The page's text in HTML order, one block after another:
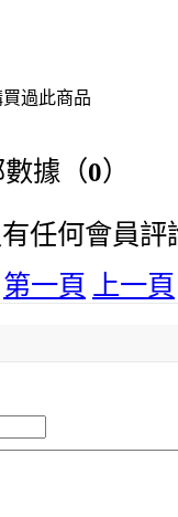
過此商品
據（0）
任何會員評
第一頁 上一頁